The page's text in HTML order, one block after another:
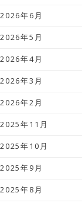
2026年6月
2026年5月
2026年4月
2026年3月
2026年2月
2025年11月
2025年10月
2025年9月
2025年8月